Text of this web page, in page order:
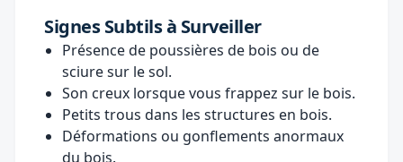
Signes Subtils à Surveiller
Présence de poussières de bois ou de
sciure sur le sol.
Son creux lorsque vous frappez sur le bois.
Petits trous dans les structures en bois.
Déformations ou gonflements anormaux
du bois.